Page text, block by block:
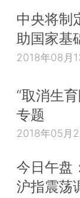
中央将制
助国家基
2018年08月
“取消生
专题
2018年05月
今日午盘
沪指震荡